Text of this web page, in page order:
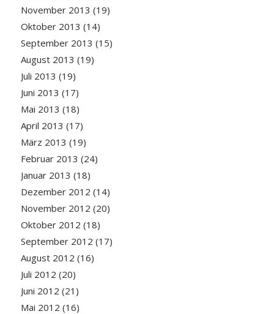
November 2013 (19)
Oktober 2013 (14)
September 2013 (15)
August 2013 (19)
Juli 2013 (19)
Juni 2013 (17)
Mai 2013 (18)
April 2013 (17)
März 2013 (19)
Februar 2013 (24)
Januar 2013 (18)
Dezember 2012 (14)
November 2012 (20)
Oktober 2012 (18)
September 2012 (17)
August 2012 (16)
Juli 2012 (20)
Juni 2012 (21)
Mai 2012 (16)